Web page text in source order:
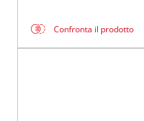
Confronta il prodotto